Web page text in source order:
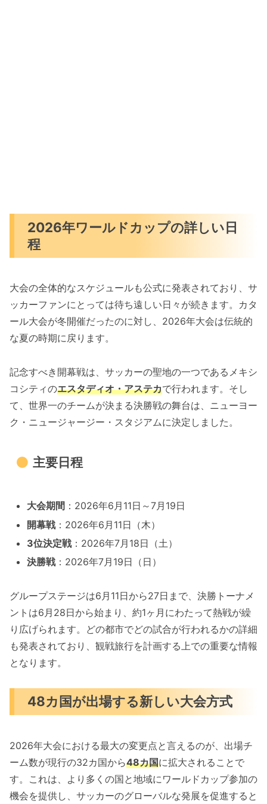
2026年ワールドカップの詳しい日
程
大会の全体的なスケジュールも公式に発表されており、サ
ッカーファンにとっては待ち遠しい日々が続きます。カタ
ール大会が冬開催だったのに対し、2026年大会は伝統的
な夏の時期に戻ります。
記念すべき開幕戦は、サッカーの聖地の一つであるメキシ
コシティのエスタディオ・アステカで行われます。そし
て、世界一のチームが決まる決勝戦の舞台は、ニューヨー
ク・ニュージャージー・スタジアムに決定しました。
主要日程
大会期間 ：2026年6月11日～7月19日
開幕戦：2026年6月11日（木）
3位決定戦：2026年7月18日（土）
決勝戦：2026年7月19日（日）
グループステージは6月11日から27日まで、決勝トーナメ
ントは6月28日から始まり、約1ヶ月にわたって熱戦が繰
り広げられます。どの都市でどの試合が行われるかの詳細
も発表されており、観戦旅行を計画する上での重要な情報
となります。
48カ国が出場する新しい大会方式
2026年大会における最大の変更点と言えるのが、出場チ
ーム数が現行の32カ国から48カ国に拡大されることで
す。これは、より多くの国と地域にワールドカップ参加の
機会を提供し、サッカーのグローバルな発展を促進すると